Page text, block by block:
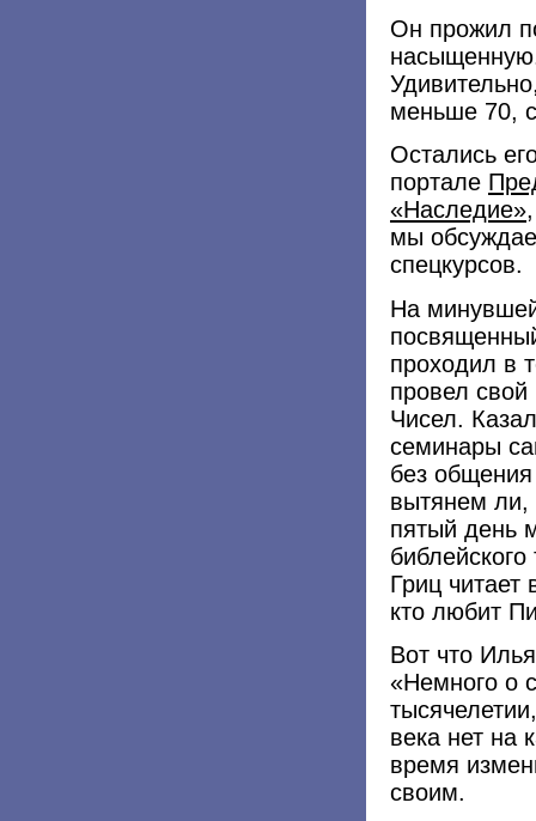
Он прожил
меньше 70,
Остались
портале
«Наследие»
мы
спецкурсов.
На
проходил в
провел
Чисел.
семинары
без
вытянем ли,
пятый день
Гриц
кто любит
Вот что
«Немного о
века нет на
время
своим.